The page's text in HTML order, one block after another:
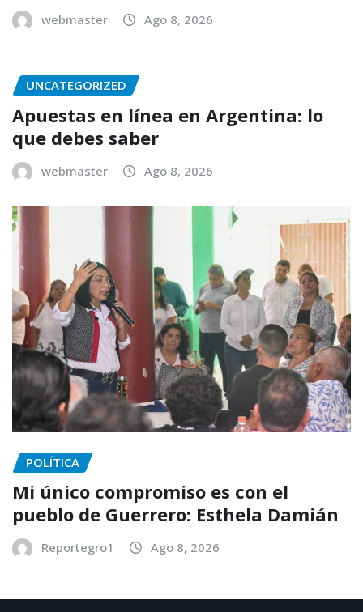
webmaster Ago 8, 2026
UNCATEGORIZED
Apuestas en línea en Argentina: lo
que debes saber
webmaster Ago 8, 2026
POLÍTICA
Mi único compromiso es con el
pueblo de Guerrero: Esthela Damián
Reportegro1 Ago 8, 2026